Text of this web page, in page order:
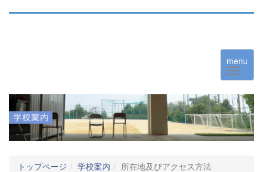
menu
トップページ 学校案内 所在地及びアクセス方法